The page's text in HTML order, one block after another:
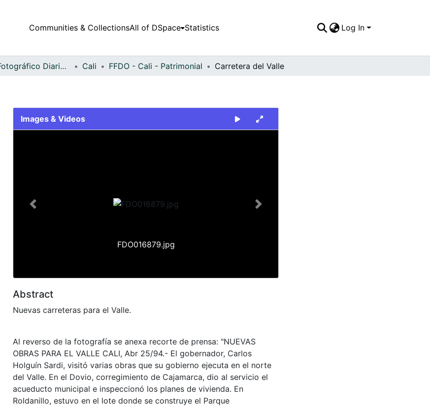
Communities & CollectionsAll of DSpace Statistics Log In
Fondo Fotográfico Diario Occidente Cali FFDO - Cali - Patrimonial Carretera del Valle
Images & Videos
FDO016879.jpg
Previous Next
Abstract
Nuevas carreteras para el Valle.
Al reverso de la fotografía se anexa recorte de prensa: "NUEVAS
OBRAS PARA EL VALLE CALI, Abr 25/94.- El gobernador, Carlos
Holguín Sardi, visitó varias obras que su gobierno ejecuta en el norte
del Valle. En el Dovio, corregimiento de Cajamarca, dio al servicio el
acueducto municipal e inspeccionó los planes de vivienda. En
Roldanillo, estuvo en el lote donde se construye el Parque